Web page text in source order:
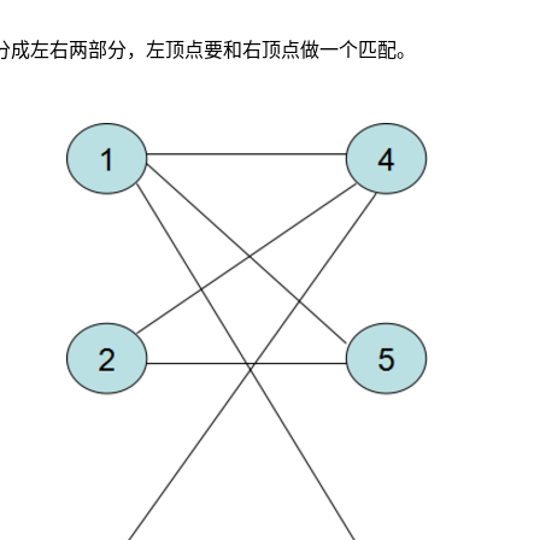
左右两部分，左顶点要和右顶点做一个匹配。